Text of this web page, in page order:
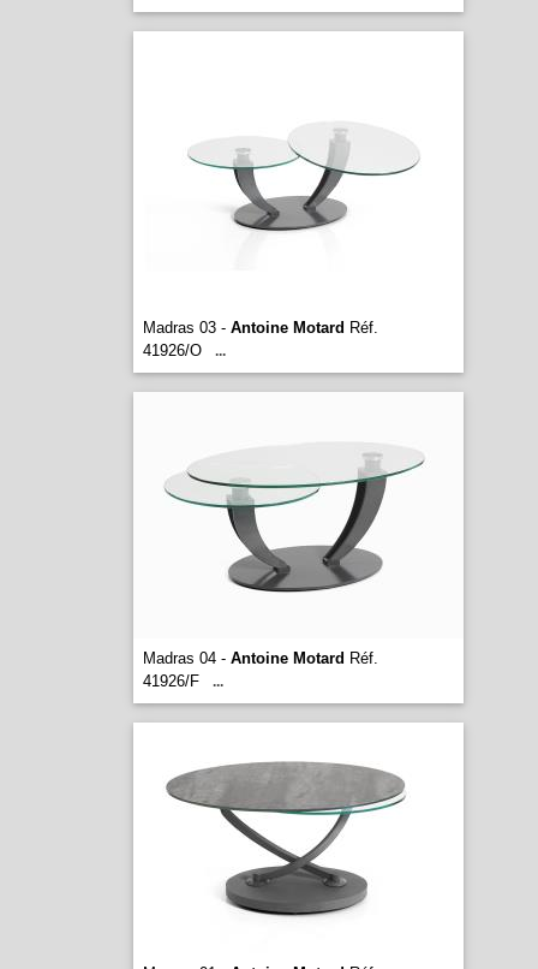
Madras 03 - Antoine Motard Réf.
41926/O
...
Madras 04 - Antoine Motard Réf.
41926/F
...